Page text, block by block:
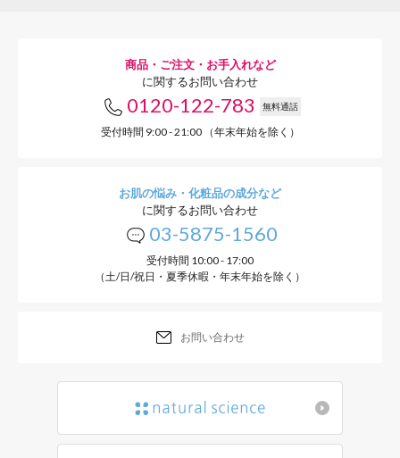
※0～3歳のお子さまには、「
※荒れやすい・乾燥しやすい肌
敏感肌フェイスケア」がおすす
ママ&キッズの
やさしさへのこだわり
商品・ご注文・お手入れなど
に関するお問い合わせ
0120-122-783 無料通話
受付時間 9:00 - 21:00 （年末年始を除く）
お肌の悩み・化粧品の成分など
に関するお問い合わせ
03-5875-1560
受付時間 10:00 - 17:00
（土/日/祝日・夏季休暇・年末年始を除く）
お問い合わせ